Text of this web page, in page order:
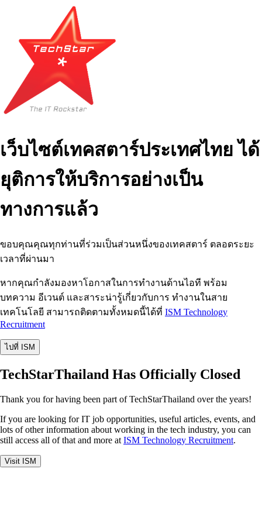
เว็บไซต์เทคสตาร์ประเทศไทย ได้
ยุติการให้บริการอย่างเป็น
ทางการแล้ว
ขอบคุณคุณทุกท่านที่ร่วมเป็นส่วนหนึ่งของเทคสตาร์ ตลอดระยะ
เวลาที่ผ่านมา
หากคุณกำลังมองหาโอกาสในการทำงานด้านไอที พร้อม
บทความ อีเวนต์ และสาระน่ารู้เกี่ยวกับการ ทำงานในสาย
เทคโนโลยี สามารถติดตามทั้งหมดนี้ได้ที่ ISM Technology
Recruitment
ไปที่ ISM
TechStarThailand Has Officially Closed
Thank you for having been part of TechStarThailand over the years!
If you are looking for IT job opportunities, useful articles, events, and
lots of other information about working in the tech industry, you can
still access all of that and more at ISM Technology Recruitment.
Visit ISM